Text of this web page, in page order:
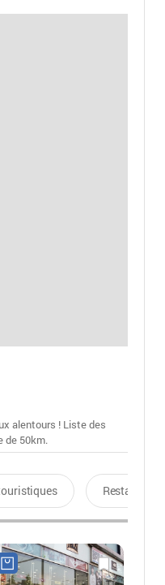
alentours ! Liste des
de 50km.
Restaurants